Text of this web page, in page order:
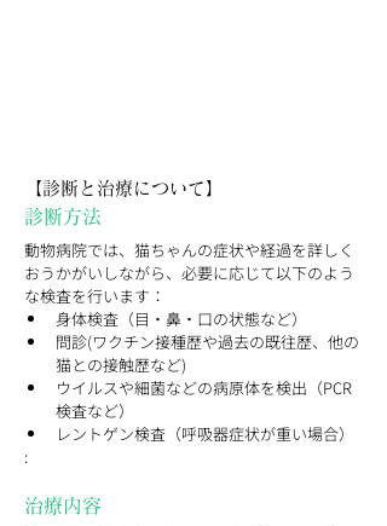
【診断と治療について】
診断方法
動物病院では、猫ちゃんの症状や経過を詳しく
おうかがいしながら、必要に応じて以下のよう
な検査を行います：
身体検査（目・鼻・口の状態など）
問診(ワクチン接種歴や過去の既往歴、他の
猫との接触歴など)
ウイルスや細菌などの病原体を検出（PCR
検査など）
レントゲン検査（呼吸器症状が重い場合）
:
治療内容